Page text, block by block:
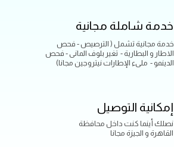
خدمة شاملة مجانية
خدمة مجانية تشمل ( الترصيص - فحص
الاطار و البطارية - تغير بلوف المانى - فحص
الدينمو - ملىء الإطارات نيتروجين مجانا)
إمكانية التوصيل
نصلك أينما كنت داخل محافظة
القاهرة و الجيزة مجانا